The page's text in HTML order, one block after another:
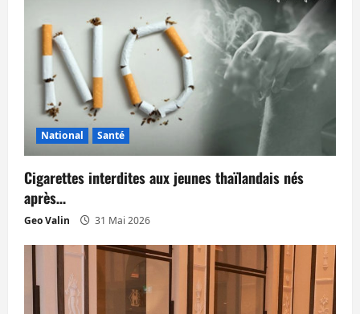
National Santé
Cigarettes interdites aux jeunes thaïlandais nés
après…
Geo Valin 31 Mai 2026